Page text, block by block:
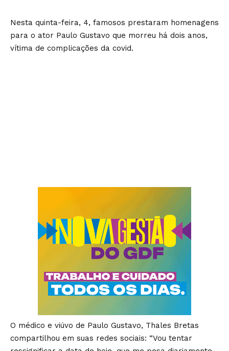
Nesta quinta-feira, 4, famosos prestaram homenagens
para o ator Paulo Gustavo que morreu há dois anos,
vítima de complicações da covid.
O médico e viúvo de Paulo Gustavo, Thales Bretas
compartilhou em suas redes sociais: “Vou tentar